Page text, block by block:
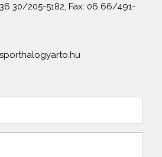
30/205-5182, Fax: 06 66/491-